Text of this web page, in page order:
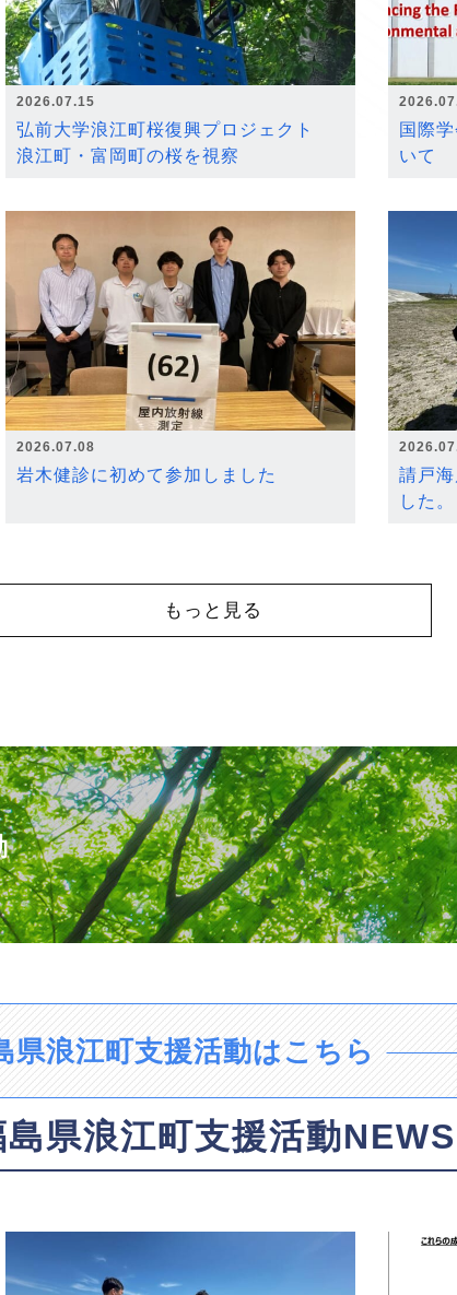
2026.07.15
弘前大学浪江町桜復興プロジェクト
浪江町・富岡町の桜を視察
国際
いて
2026.07.08
岩木健診に初めて参加しました
請戸
した。
もっと見る
県浪江町支援活動はこちら
島県浪江町支援活動NEWS